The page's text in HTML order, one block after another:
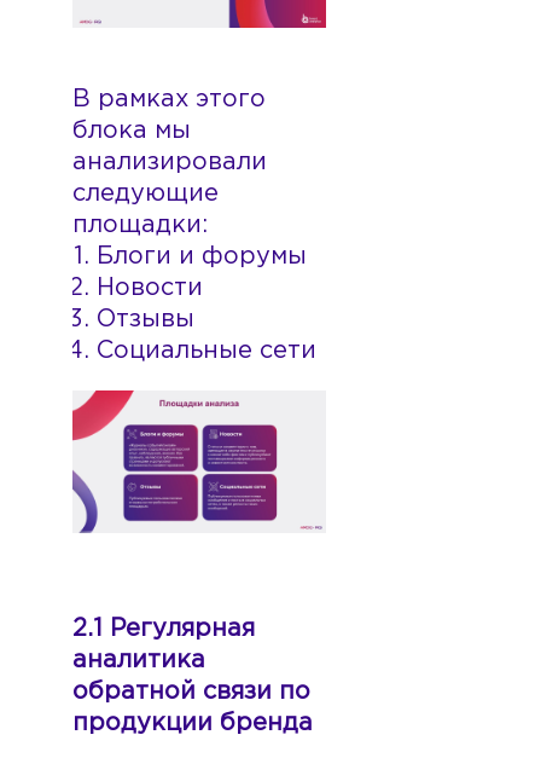
В рамках этого
блока мы
анализировали
следующие
площадки:
Блоги и форумы
Новости
Отзывы
Социальные сети
2.1 Регулярная
аналитика
обратной связи по
продукции бренда